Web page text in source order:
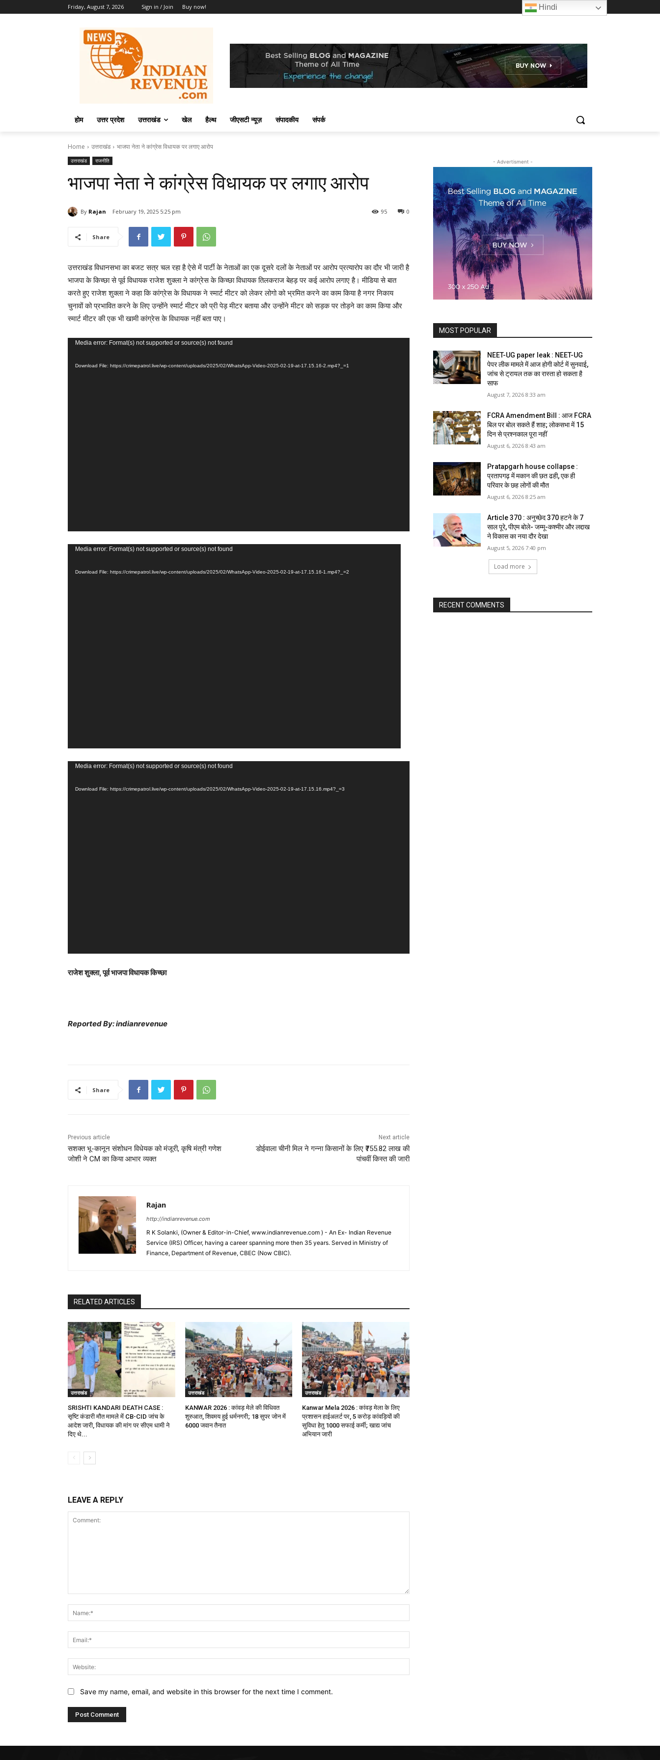
Friday, August 7, 2026 Sign in / Join Buy now!
होम उत्तर प्रदेश उत्तराखंड खेल हैल्थ जीएसटी न्यूज़ संपादकीय संपर्क
Home उत्तराखंड भाजपा नेता ने कांग्रेस विधायक पर लगाए आरोप
उत्तराखंड राजनीति
भाजपा नेता ने कांग्रेस विधायक पर लगाए आरोप
By Rajan February 19, 2025 5:25 pm 0
95
Share
उत्तराखंड विधानसभा का बजट सत्र चल रहा है ऐसे में पार्टी के नेताओं का एक दूसरे दलों के नेताओं पर आरोप प्रत्यारोप का दौर भी जारी है
भाजपा के किच्छा से पूर्व विधायक राजेश शुक्ला ने कांग्रेस के किच्छा विधायक तिलकराज बेहड़ पर कई आरोप लगाए है। मीडिया से बात
करते हुए राजेश शुक्ला ने कहा कि कांग्रेस के विधायक ने स्मार्ट मीटर को लेकर लोगो को भ्रमित करने का काम किया है नगर निकाय
चुनावों को प्रभावित करने के लिए उन्होंने स्मार्ट मीटर को प्री पेड़ मीटर बताया और उन्होंने मीटर को सड़क पर तोड़ने का काम किया और
स्मार्ट मीटर की एक भी खामी कांग्रेस के विधायक नहीं बता पाए।
Media error: Format(s) not supported or source(s) not found
Download File: https://crimepatrol.live/wp-content/uploads/2025/02/WhatsApp-Video-2025-02-19-at-17.15.16-2.mp4?_=1
Media error: Format(s) not supported or source(s) not found
Download File: https://crimepatrol.live/wp-content/uploads/2025/02/WhatsApp-Video-2025-02-19-at-17.15.16-1.mp4?_=2
Media error: Format(s) not supported or source(s) not found
Download File: https://crimepatrol.live/wp-content/uploads/2025/02/WhatsApp-Video-2025-02-19-at-17.15.16.mp4?_=3
राजेश शुक्ला, पूर्व भाजपा विधायक किच्छा
Reported By: indianrevenue
Share
Previous article
सशक्त भू-कानून संशोधन विधेयक को मंजूरी, कृषि मंत्री गणेश
जोशी ने CM का किया आभार व्यक्त
Next article
डोईवाला चीनी मिल ने गन्ना किसानों के लिए ₹755.82 लाख की
पांचवीं किस्त की जारी
Rajan
http://indianrevenue.com
R K Solanki, (Owner & Editor-in-Chief, www.indianrevenue.com ) - An Ex- Indian Revenue
Service (IRS) Officer, having a career spanning more then 35 years. Served in Ministry of
Finance, Department of Revenue, CBEC (Now CBIC).
RELATED ARTICLES
उत्तराखंड
SRISHTI KANDARI DEATH CASE :
सृष्टि कंडारी मौत मामले में CB-CID जांच के
आदेश जारी, विधायक की मांग पर सीएम धामी ने
दिए थे...
उत्तराखंड
KANWAR 2026 : कांवड़ मेले की विधिवत
शुरुआत, शिवमय हुई धर्मनगरी; 18 सुपर जोन में
6000 जवान तैनात
उत्तराखंड
Kanwar Mela 2026 : कांवड़ मेला के लिए
प्रशासन हाईअलर्ट पर, 5 करोड़ कांवड़ियों की
सुविधा हेतु 1000 सफाई कर्मी; खाद्य जांच
अभियान जारी
LEAVE A REPLY
Save my name, email, and website in this browser for the next time I comment.
- Advertisment -
MOST POPULAR
NEET-UG paper leak : NEET-UG
पेपर लीक मामले में आज होगी कोर्ट में सुनवाई,
जांच से ट्रायल तक का रास्ता हो सकता है
साफ
August 7, 2026 8:33 am
FCRA Amendment Bill : आज FCRA
बिल पर बोल सकते हैं शाह; लोकसभा में 15
दिन से प्रश्नकाल पूरा नहीं
August 6, 2026 8:43 am
Pratapgarh house collapse :
प्रतापगढ़ में मकान की छत ढही, एक ही
परिवार के छह लोगों की मौत
August 6, 2026 8:25 am
Article 370 : अनुच्छेद 370 हटने के 7
साल पूरे, पीएम बोले- जम्मू-कश्मीर और लद्दाख
ने विकास का नया दौर देखा
August 5, 2026 7:40 pm
Load more
RECENT COMMENTS
Hindi